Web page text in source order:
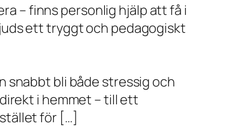
– finns personlig hjälp att få i
ett tryggt och pedagogiskt
snabbt bli både stressig och
i hemmet – till ett
för […]